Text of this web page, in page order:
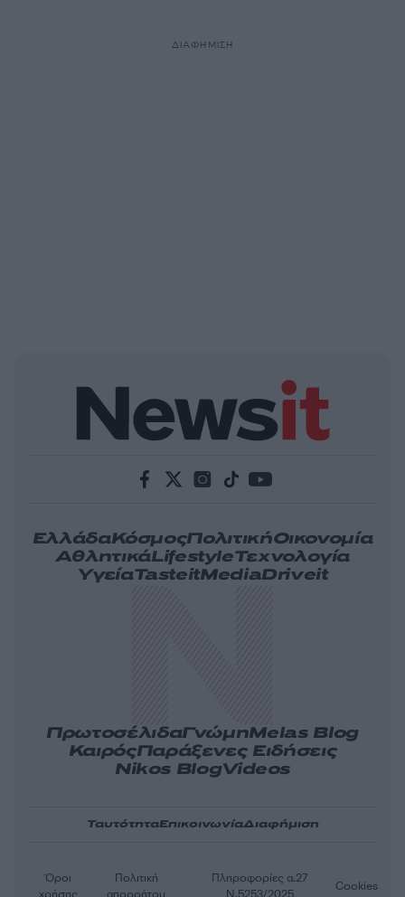
ΔΙΑΦΗΜΙΣΗ
ΕλλάδαΚόσμοςΠολιτικήΟικονομία
ΑθλητικάLifestyleΤεχνολογία
ΥγείαTasteitMediaDriveit
ΠρωτοσέλιδαΓνώμηMelas Blog
ΚαιρόςΠαράξενες Ειδήσεις
Nikos BlogVideos
ΤαυτότηταΕπικοινωνίαΔιαφήμιση
Όροι
Πολιτική
Πληροφορίες α.27
Cookies